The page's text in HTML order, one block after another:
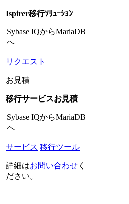
Ispirer移行ｿﾘｭｰｼｮﾝ
Sybase IQからMariaDB
へ
リクエスト
お見積
移行サービスお見積
Sybase IQからMariaDB
へ
サービス 移行ツール
詳細はお問い合わせ く
ださい。